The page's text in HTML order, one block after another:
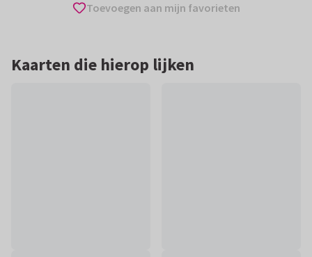
Toevoegen aan mijn favorieten
Kaarten die hierop lijken